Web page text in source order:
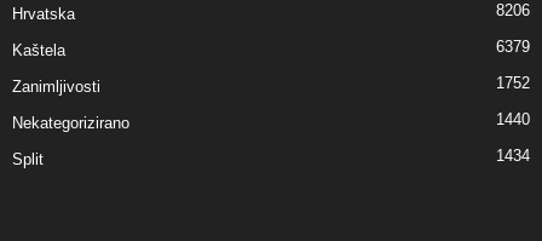
Hrvatska 8206
Kaštela 6379
Zanimljivosti 1752
Nekategorizirano 1440
Split 1434